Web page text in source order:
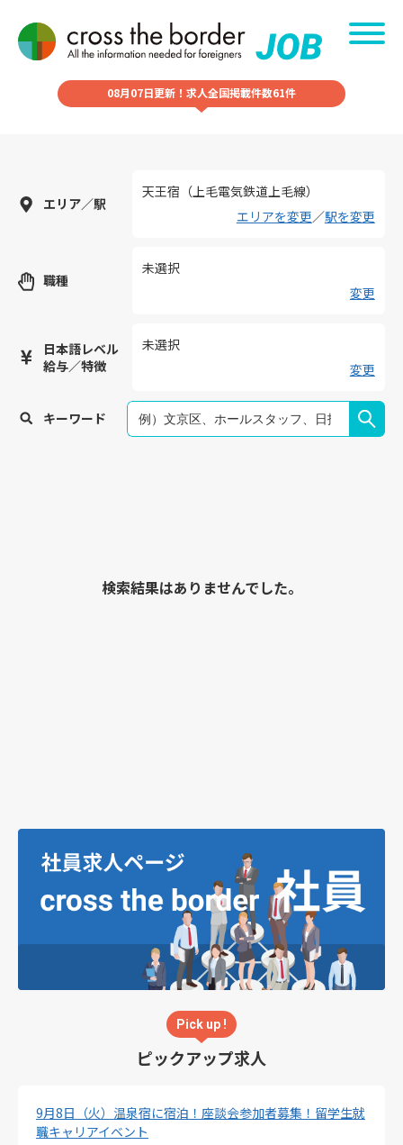
08月07日更新！求人全国掲載件数61件
エリア／駅
天王宿（上毛電気鉄道上毛線）
エリアを変更／駅を変更
職種
未選択
変更
日本語レベル
給与／特徴
未選択
変更
キーワード
検索結果はありませんでした。
Pick up !
ピックアップ求人
9月8日（火）温泉宿に宿泊！座談会参加者募集！留学生就
職キャリアイベント